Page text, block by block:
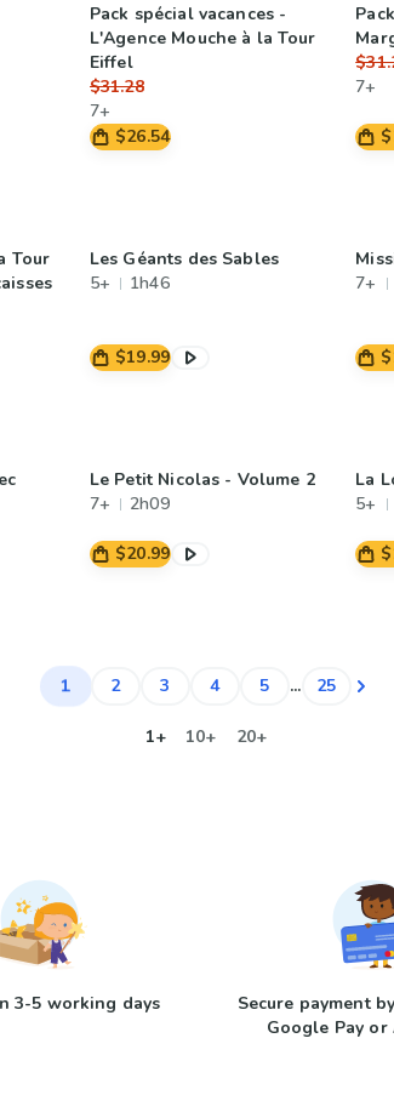
Pack spécial vacances -
L'Agence Mouche à la Tour
Eiffel
$31.28
7+
$26.54
7+
Tour
Les Géants des Sables
5+
1h46
$19.99
7+
Le Petit Nicolas - Volume 2
7+
2h09
$20.99
La
5+
1 2 3 4 5 ... 25
1+ 10+ 20+
3-5 working days
Secure payment
Google Pay or